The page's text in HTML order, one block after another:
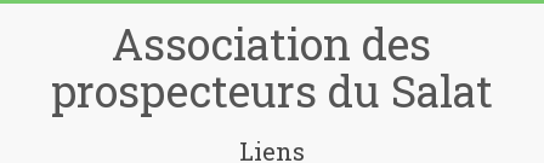
Association des
prospecteurs du Salat
Liens